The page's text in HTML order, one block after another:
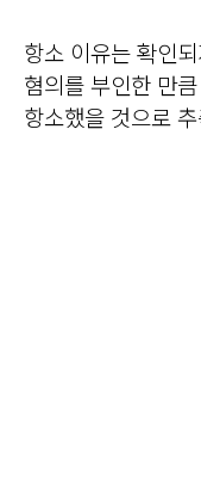
항소 이유는 확인
혐의를 부인한 만
항소했을 것으로